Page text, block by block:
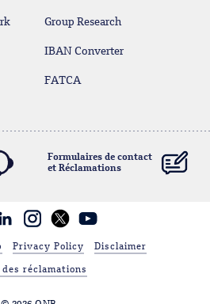
Group Research
IBAN Converter
FATCA
Formulaires de contact
et Réclamations
linkedin
Privacy Policy Disclaimer
des réclamations